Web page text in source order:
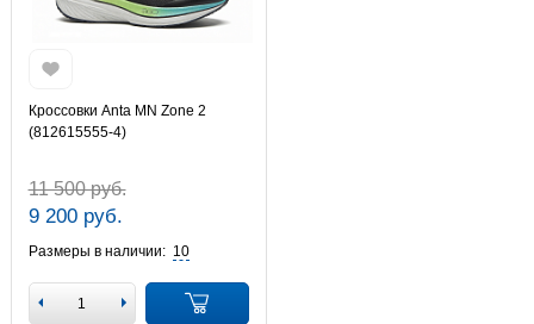
Кроссовки Anta MN Zone 2
(812615555-4)
11 500 руб.
9 200 руб.
Размеры в наличии: 10